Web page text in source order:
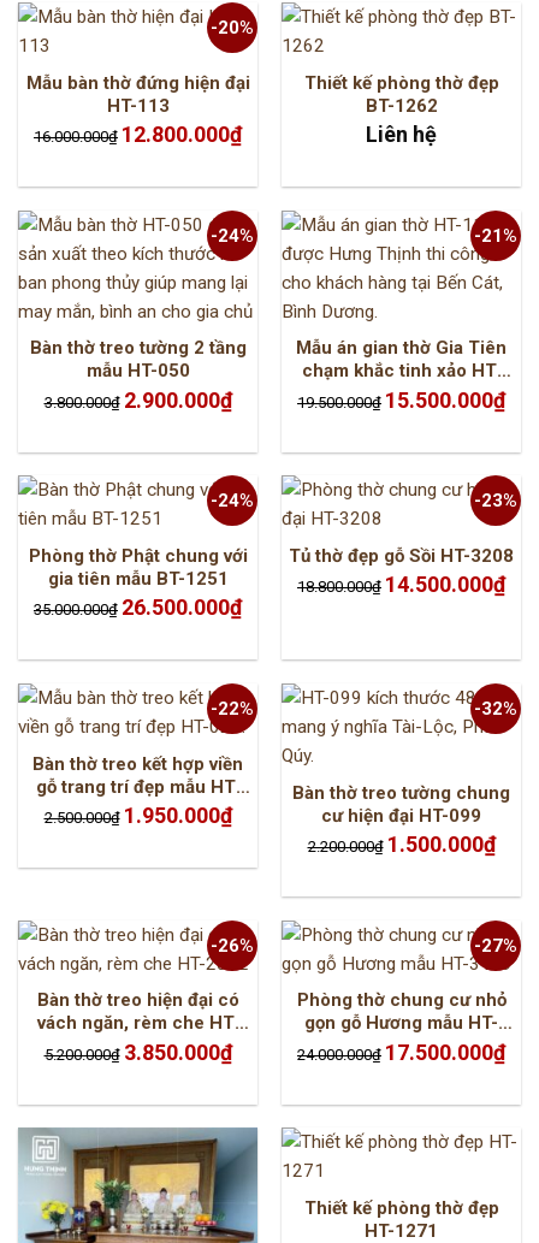
-20%
Mẫu bàn thờ đứng hiện đại
HT-113
16.000.000₫ Giá
gốc
12.800.000₫Giá
hiện
12.800.000₫.
Thiết kế phòng thờ đẹp
BT-1262
Liên hệ
-24%
Bàn thờ treo tường 2 tầng
mẫu HT-050
3.800.000₫ Giá
gốc
2.900.000₫Giá
hiện
2.900.000₫.
-21%
Mẫu án gian thờ Gia Tiên
chạm khắc tinh xảo HT-
1102
19.500.000₫ Giá
gốc
15.500.000₫Giá
hiện
-24%
Phòng thờ Phật chung với
gia tiên mẫu BT-1251
35.000.000₫ Giá
gốc
26.500.000₫Giá
hiện
26.500.000₫.
-23%
Tủ thờ đẹp gỗ Sồi HT-3208
18.800.000₫ Giá
gốc
14.500.000₫Giá
hiện
-22%
Bàn thờ treo kết hợp viền
gỗ trang trí đẹp mẫu HT-
028
2.500.000₫ Giá
gốc
1.950.000₫Giá
hiện
1.950.000₫.
-32%
Bàn thờ treo tường chung
cư hiện đại HT-099
2.200.000₫ Giá
gốc
1.500.000₫Giá
hiện
-26%
Bàn thờ treo hiện đại có
vách ngăn, rèm che HT-
2012
5.200.000₫ Giá
gốc
3.850.000₫Giá
hiện
3.850.000₫.
-27%
Phòng thờ chung cư nhỏ
gọn gỗ Hương mẫu HT-
3119
24.000.000₫ Giá
gốc
17.500.000₫Giá
hiện
Thiết kế phòng thờ đẹp
HT-1271